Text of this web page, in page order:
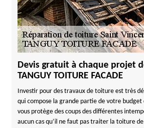
Devis gratuit à chaque projet
TANGUY TOITURE FACADE
Investir pour des travaux de toiture est très
qui compose la grande partie de votre
vous protège des coups des différentes
aucun cas qu’il ne faut pas traiter la toiture